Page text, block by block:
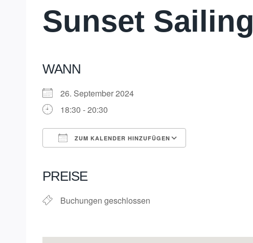
Sunset Sailing
WANN
26. September 2024
18:30 - 20:30
ZUM KALENDER HINZUFÜGEN
PREISE
Buchungen geschlossen